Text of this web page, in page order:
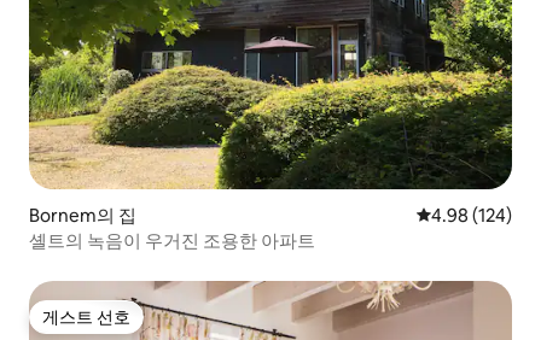
Bornem의 집 평점 4.98점(5
4.98 (124)
셸트의 녹음이 우거진 조용한 아파트
게스트 선호
게스트 선호